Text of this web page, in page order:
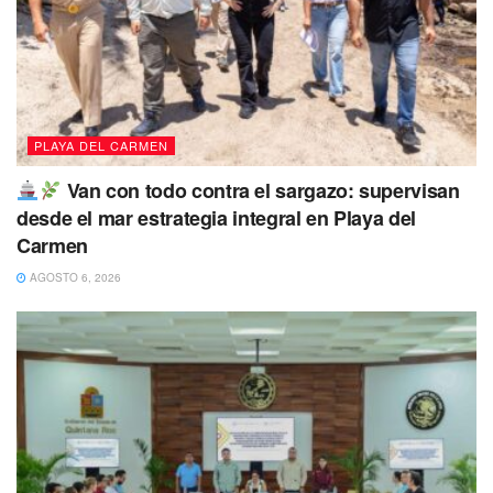
El presidente municipal de Macuspana resaltó que es
crucial un esfuerzo conjunto entre todos los
municipios para lograr obtener recursos adicionalesy
resaltar la importancia de recuperar los espacios donde los
municipios deben hacerse escuchar para defender sus
intereses y necesidades.
“Las participaciones federales porque no
es de ahorita, de hace muchos años la
política fiscal del país hacia los
municipios es perversa porque la misma
ley de coordinación fiscal te relega y te
dice que el municipio podrá cobrar lo que
la federación y el estado no cobre, o sea
nada”.
PLAYA DEL CARMEN
Van con todo contra el sargazo: supervisan
desde el mar estrategia integral en Playa del
Carmen
AGOSTO 6, 2026